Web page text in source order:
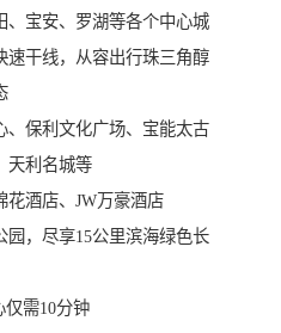
、宝安、罗湖等各个中心城
速干线，从容出行珠三角醇
、保利文化广场、宝能太古
天利名城等
花酒店、JW万豪酒店
，尽享15公里滨海绿色长
仅需10分钟